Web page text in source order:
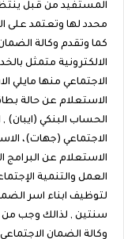
المستفيد من قبل
محدد لها وتعتمد على
كما وتقدم وكالة
الالكترونية متمثل
الاجتماعي منها
الاستعلام عن حالة
الحساب البنكي
الاجتماعي (جهات)،
الاستعلام عن
العمل والتنمية
لتوظيف ابناء اسر
سنتين , لذالك وجب من
وكالة الضمان